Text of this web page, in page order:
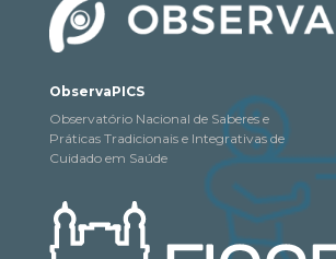
ObservaPICS
Observatório Nacional de Saberes e
Práticas Tradicionais e Integrativas de
Cuidado em Saúde